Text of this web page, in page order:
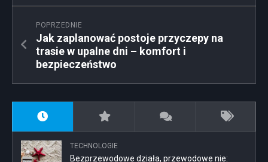
POPRZEDNIE
Jak zaplanować postoje przyczepy na
trasie w upalne dni – komfort i
bezpieczeństwo
TECHNOLOGIE
Bezprzewodowe działa, przewodowe nie: